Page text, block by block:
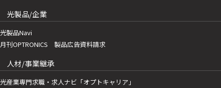
光製品/企業
光製品Navi
月刊OPTRONICS 製品広告資料請求
人材/事業継承
光産業専門求職・求人ナビ「オプトキャリア」